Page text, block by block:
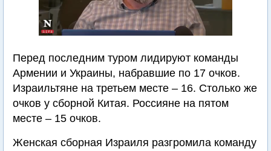
Перед последним туром лидируют команды
Армении и Украины, набравшие по 17 очков.
Израильтяне на третьем месте – 16. Столько же
очков у сборной Китая. Россияне на пятом
месте – 15 очков.
Женская сборная Израиля разгромила команду